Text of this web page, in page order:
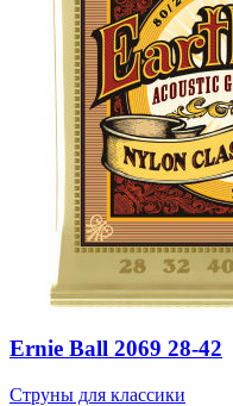
Ernie Ball 2069 28-42
Струны для классики